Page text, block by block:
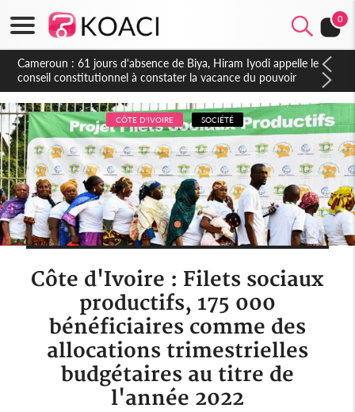
0
Côte d'Ivoire : Fin de la pagaille au PDCI-RDA, Lessiehi bannit
les mouvements sauvages
CÔTE D'IVOIRE SOCIÉTÉ
Côte d'Ivoire : Filets sociaux
productifs, 175 000
bénéficiaires comme des
allocations trimestrielles
budgétaires au titre de
l'année 2022